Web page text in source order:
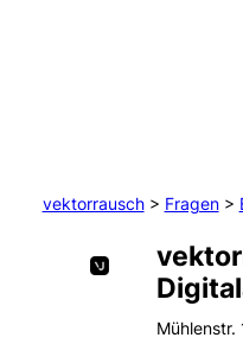
vektorrausch> Fragen>
Mühlenstr.